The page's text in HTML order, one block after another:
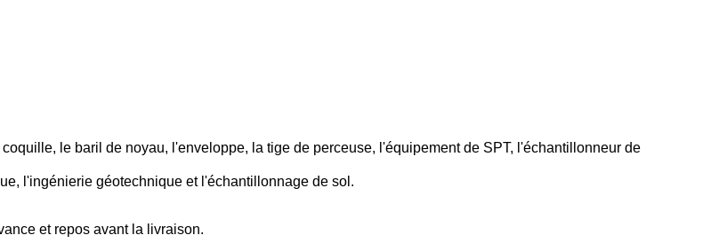
le baril de noyau, l'enveloppe, la tige de perceuse, l'équipement de SPT, l'échantillonneur de
l'ingénierie géotechnique et l'échantillonnage de sol.
et repos avant la livraison.